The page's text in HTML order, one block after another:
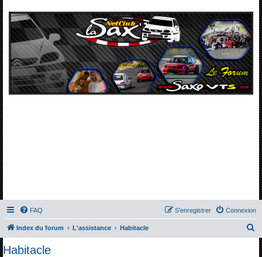
FAQ Connexion
S’enregistrer
Index du forum L'assistance Habitacle
Habitacle